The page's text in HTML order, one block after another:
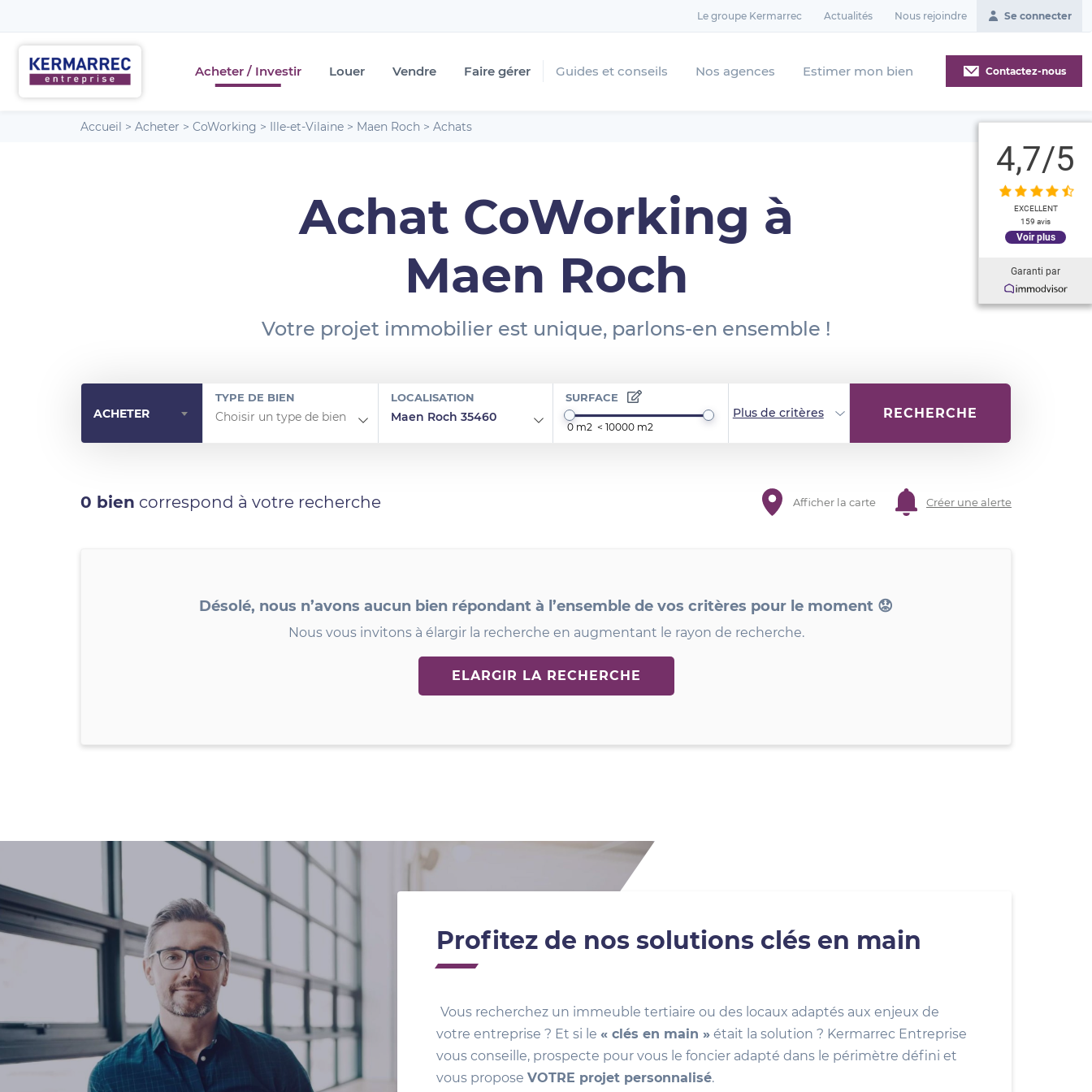
Le groupe Kermarrec Actualités Nous rejoindre Se connecter
Acheter / Investir Louer Vendre Faire gérer Guides et conseils Nos agences Estimer mon bien Contactez-nous
Accueil > Acheter > CoWorking > Ille-et-Vilaine > Maen Roch > Achats
Achat CoWorking à
Maen Roch
Votre projet immobilier est unique, parlons-en ensemble !
ACHETER
TYPE DE BIEN LOCALISATION
Maen Roch 35460
SURFACE
Plus de critères RECHERCHE
0 bien correspond à votre recherche Afficher la carte Créer une alerte
Désolé, nous n’avons aucun bien répondant à l’ensemble de vos critères pour le moment 😟
Nous vous invitons à élargir la recherche en augmentant le rayon de recherche.
ELARGIR LA RECHERCHE
Profitez de nos solutions clés en main
Vous recherchez un immeuble tertiaire ou des locaux adaptés aux enjeux de
votre entreprise ? Et si le « clés en main »était la solution ? Kermarrec Entreprise
vous conseille, prospecte pour vous le foncier adapté dans le périmètre défini et
vous propose VOTRE projet personnalisé.
4,7/5
EXCELLENT
159 avis
Voir plus
Garanti par